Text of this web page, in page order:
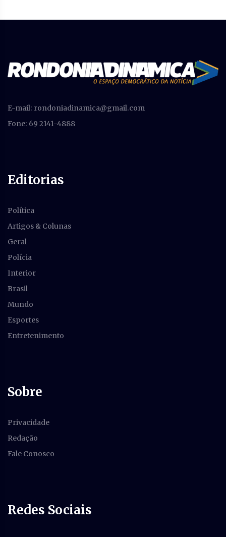
E-mail: rondoniadinamica@gmail.com
Fone: 69 2141-4888
Editorias
Política
Artigos & Colunas
Geral
Polícia
Interior
Brasil
Mundo
Esportes
Entretenimento
Sobre
Privacidade
Redação
Fale Conosco
Redes Sociais